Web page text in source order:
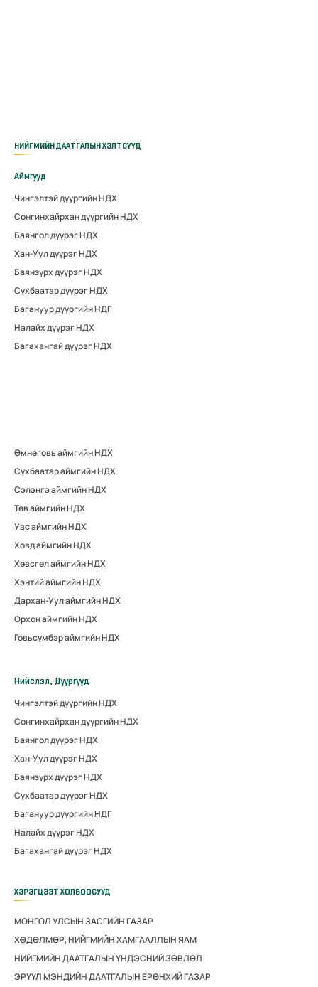
НИЙГМИЙН ДААТГАЛЫН ХЭЛТСҮҮД
Аймгууд
Чингэлтэй дүүргийн НДХ
Сонгинхайрхан дүүргийн НДХ
Баянгол дүүрэг НДХ
Хан-Уул дүүрэг НДХ
Баянзүрх дүүрэг НДХ
Сүхбаатар дүүрэг НДХ
Багануур дүүргийн НДГ
Налайх дүүрэг НДХ
Багахангай дүүрэг НДХ
Өмнөговь аймгийн НДХ
Сүхбаатар аймгийн НДХ
Сэлэнгэ аймгийн НДХ
Төв аймгийн НДХ
Увс аймгийн НДХ
Ховд аймгийн НДХ
Хөвсгөл аймгийн НДХ
Хэнтий аймгийн НДХ
Дархан-Уул аймгийн НДХ
Орхон аймгийн НДХ
Говьсүмбэр аймгийн НДХ
Нийслэл, Дүүргүүд
Чингэлтэй дүүргийн НДХ
Сонгинхайрхан дүүргийн НДХ
Баянгол дүүрэг НДХ
Хан-Уул дүүрэг НДХ
Баянзүрх дүүрэг НДХ
Сүхбаатар дүүрэг НДХ
Багануур дүүргийн НДГ
Налайх дүүрэг НДХ
Багахангай дүүрэг НДХ
ХЭРЭГЦЭЭТ ХОЛБООСУУД
МОНГОЛ УЛСЫН ЗАСГИЙН ГАЗАР
ХӨДӨЛМӨР, НИЙГМИЙН ХАМГААЛЛЫН ЯАМ
НИЙГМИЙН ДААТГАЛЫН ҮНДЭСНИЙ ЗӨВЛӨЛ
ЭРҮҮЛ МЭНДИЙН ДААТГАЛЫН ЕРӨНХИЙ ГАЗАР